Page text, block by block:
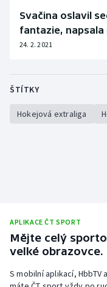
Svačina oslavil
fantazie, napsala
24. 2. 2021
ŠTÍTKY
Hokejová extraliga
APLIKACE ČT SPORT
Mějte celý
velké obrazovce.
S mobilní aplikací,